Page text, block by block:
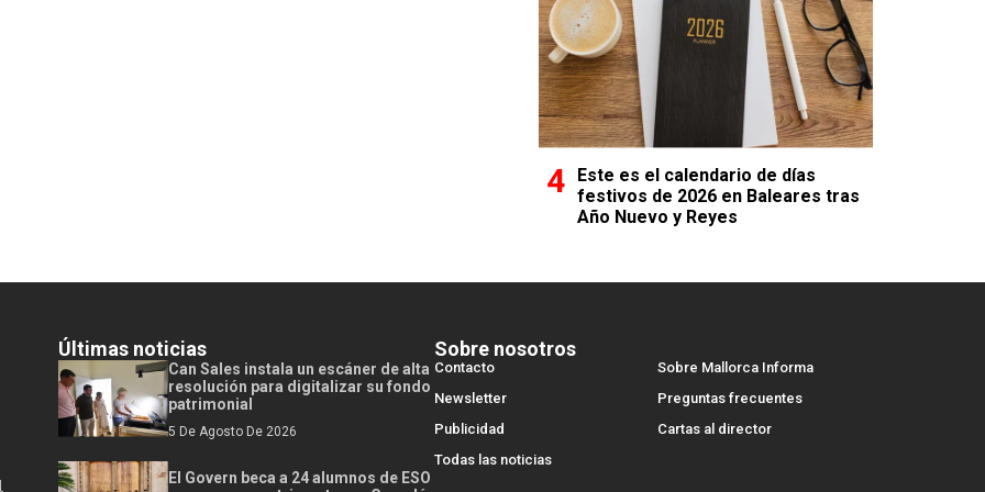
Este es el calendario de días
festivos de 2026 en Baleares tras
Año Nuevo y Reyes
Últimas noticias
Can Sales instala un escáner de alta
resolución para digitalizar su fondo
patrimonial
5 De Agosto De 2026
El Govern beca a 24 alumnos de ESO
Sobre nosotros
Contacto
Sobre Mallorca Informa
Newsletter
Preguntas frecuentes
Publicidad
Cartas al director
Todas las noticias